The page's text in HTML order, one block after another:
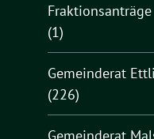
Fraktionsanträge
(1)
Gemeinderat
(226)
Gemeinderat